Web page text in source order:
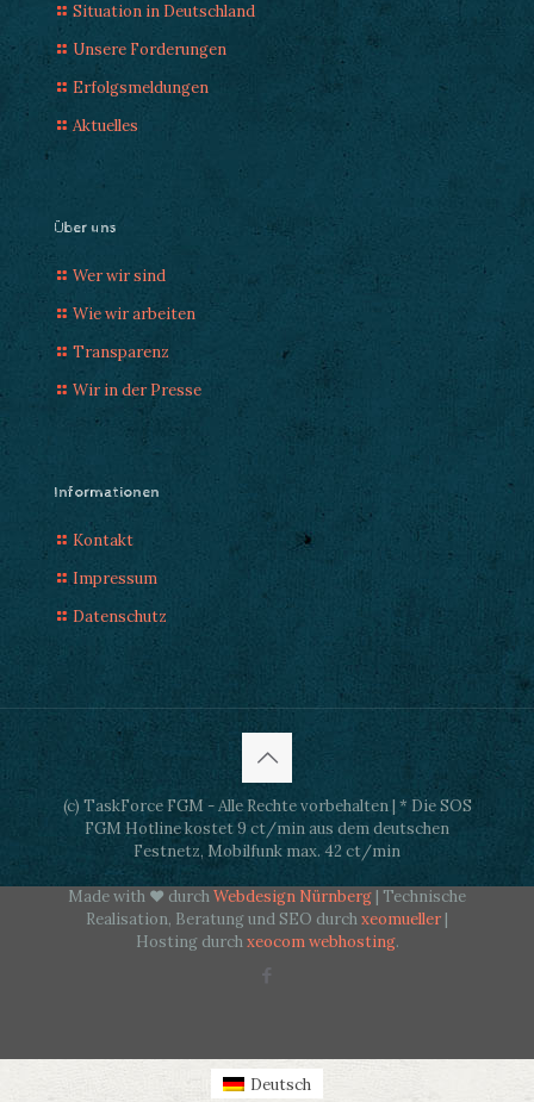
Situation in Deutschland
Unsere Forderungen
Erfolgsmeldungen
Aktuelles
Über uns
Wer wir sind
Wie wir arbeiten
Transparenz
Wir in der Presse
Informationen
Kontakt
Impressum
Datenschutz
(c) TaskForce FGM - Alle Rechte vorbehalten | * Die SOS
FGM Hotline kostet 9 ct/min aus dem deutschen
Festnetz, Mobilfunk max. 42 ct/min
Made with ♥ durchWebdesign Nürnberg | Technische
Realisation, Beratung und SEO durchxeomueller |
Hosting durchxeocom webhosting.
Deutsch